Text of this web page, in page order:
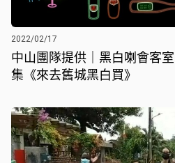
2022/02/17
中山團隊提供｜黑白喇會客
集《來去舊城黑白買》